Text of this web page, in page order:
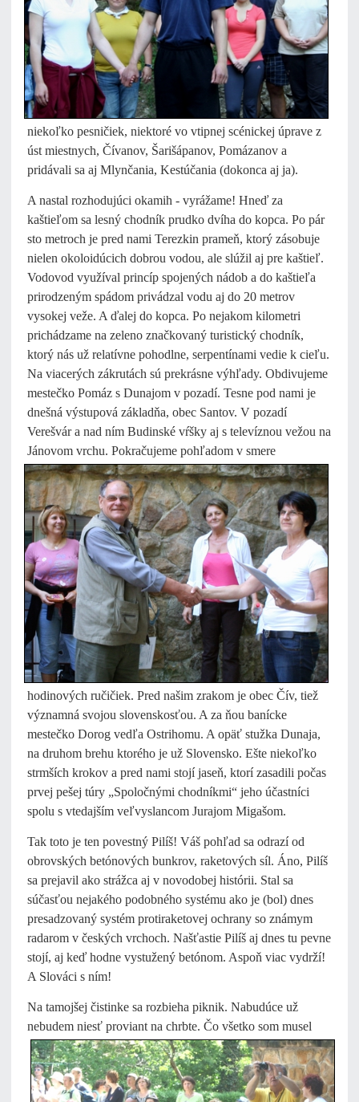
niekoľko pesničiek, niektoré vo vtipnej scénickej úprave z
úst miestnych, Čívanov, Šarišápanov, Pomázanov a
pridávali sa aj Mlynčania, Kestúčania (dokonca aj ja).
A nastal rozhodujúci okamih - vyrážame! Hneď za
kaštieľom sa lesný chodník prudko dvíha do kopca. Po pár
sto metroch je pred nami Terezkin prameň, ktorý zásobuje
nielen okoloidúcich dobrou vodou, ale slúžil aj pre kaštieľ.
Vodovod využíval princíp spojených nádob a do kaštieľa
prirodzeným spádom privádzal vodu aj do 20 metrov
vysokej veže. A ďalej do kopca. Po nejakom kilometri
prichádzame na zeleno značkovaný turistický chodník,
ktorý nás už relatívne pohodlne, serpentínami vedie k cieľu.
Na viacerých zákrutách sú prekrásne výhľady. Obdivujeme
mestečko Pomáz s Dunajom v pozadí. Tesne pod nami je
dnešná výstupová základňa, obec Santov. V pozadí
Verešvár a nad ním Budinské vŕšky aj s televíznou vežou na
Jánovom vrchu. Pokračujeme pohľadom v smere
hodinových ručičiek. Pred našim zrakom je obec Čív, tiež
významná svojou slovenskosťou. A za ňou banícke
mestečko Dorog vedľa Ostrihomu. A opäť stužka Dunaja,
na druhom brehu ktorého je už Slovensko. Ešte niekoľko
strmších krokov a pred nami stojí jaseň, ktorí zasadili počas
prvej pešej túry „Spoločnými chodníkmi“ jeho účastníci
spolu s vtedajším veľvyslancom Jurajom Migašom.
Tak toto je ten povestný Pilíš! Váš pohľad sa odrazí od
obrovských betónových bunkrov, raketových síl. Áno, Pilíš
sa prejavil ako strážca aj v novodobej histórii. Stal sa
súčasťou nejakého podobného systému ako je (bol) dnes
presadzovaný systém protiraketovej ochrany so známym
radarom v českých vrchoch. Našťastie Pilíš aj dnes tu pevne
stojí, aj keď hodne vystužený betónom. Aspoň viac vydrží!
A Slováci s ním!
Na tamojšej čistinke sa rozbieha piknik. Nabudúce už
nebudem niesť proviant na chrbte. Čo všetko som musel